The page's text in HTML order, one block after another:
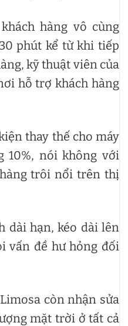
hàng vô cùng
phút kể từ khi tiếp
kỹ thuật viên của
hỗ trợ khách hàng
thay thế cho máy
10%, nói không với
trôi nổi trên thị
dài hạn, kéo dài lên
vấn đề hư hỏng đối
còn nhận sửa
mặt trời ở tất cả